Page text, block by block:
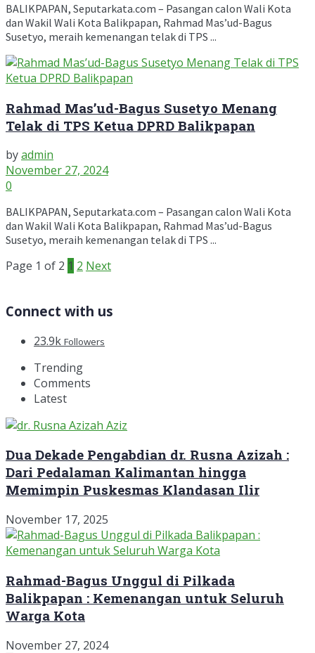
BALIKPAPAN, Seputarkata.com – Pasangan calon Wali Kota
dan Wakil Wali Kota Balikpapan, Rahmad Mas’ud-Bagus
Susetyo, meraih kemenangan telak di TPS ...
Rahmad Mas’ud-Bagus Susetyo Menang
Telak di TPS Ketua DPRD Balikpapan
byadmin
November 27, 2024
0
BALIKPAPAN, Seputarkata.com – Pasangan calon Wali Kota
dan Wakil Wali Kota Balikpapan, Rahmad Mas’ud-Bagus
Susetyo, meraih kemenangan telak di TPS ...
Page 1 of 2 1 2 Next
Connect with us
23.9k Followers
Trending
Comments
Latest
Dua Dekade Pengabdian dr. Rusna Azizah :
Dari Pedalaman Kalimantan hingga
Memimpin Puskesmas Klandasan Ilir
November 17, 2025
Rahmad-Bagus Unggul di Pilkada
Balikpapan : Kemenangan untuk Seluruh
Warga Kota
November 27, 2024